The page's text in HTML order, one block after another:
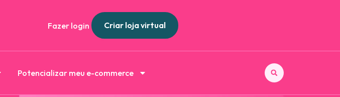
Fazer login Criar loja virtual
Potencializar meu e-commerce